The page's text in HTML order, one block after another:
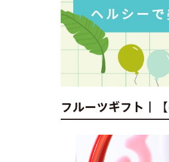
フルーツギフト｜